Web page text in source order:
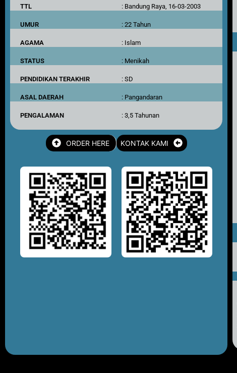
TTL : Bandung Raya, 16-03-2003
UMUR : 22 Tahun
AGAMA : Islam
STATUS : Menikah
PENDIDIKAN TERAKHIR : SD
ASAL DAERAH : Pangandaran
PENGALAMAN : 3,5 Tahunan
ORDER HERE KONTAK KAMI